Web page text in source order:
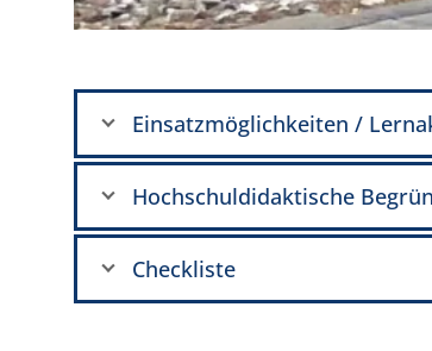
Einsatzmöglichkeiten /
Hochschuldidaktische
Checkliste